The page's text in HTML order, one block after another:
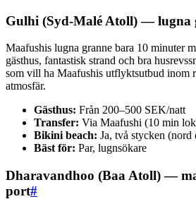
Gulhi (Syd-Malé Atoll) — lugna
Maafushis lugna granne bara 10 minuter
gästhus, fantastisk strand och bra
som vill ha Maafushis utflyktsutbud inom
atmosfär.
Gästhus: Från 200–500 SEK/natt
Transfer: Via Maafushi (10 min
Bikini beach: Ja, två stycken (nord
Bäst för: Par, lugnsökare
Dharavandhoo (Baa Atoll) —
port#